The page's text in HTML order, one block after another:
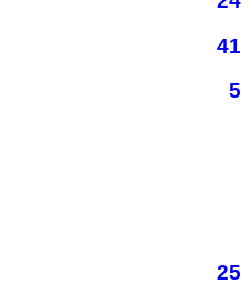
41
5
25